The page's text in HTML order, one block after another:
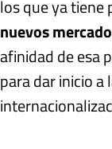
los que ya tiene
nuevos
afinidad de esa
para dar inicio a